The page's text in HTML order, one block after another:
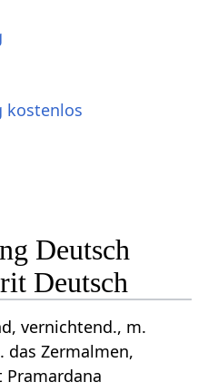
kostenlos
Deutsch
Deutsch
vernichtend., m.
das Zermalmen,
Pramardana